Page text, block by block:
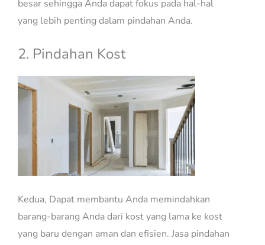
besar sehingga Anda dapat fokus pada hal-hal
yang lebih penting dalam pindahan Anda.
2. Pindahan Kost
Kedua, Dapat membantu Anda memindahkan
barang-barang Anda dari kost yang lama ke kost
yang baru dengan aman dan efisien. Jasa pindahan